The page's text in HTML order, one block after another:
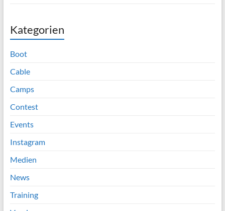
Kategorien
Boot
Cable
Camps
Contest
Events
Instagram
Medien
News
Training